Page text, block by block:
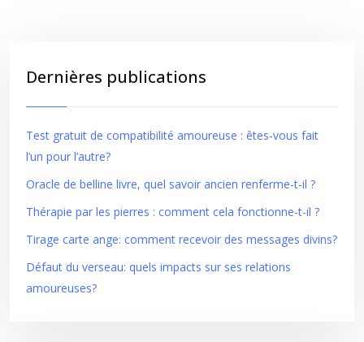
Dernières publications
Test gratuit de compatibilité amoureuse : êtes-vous fait
l’un pour l’autre?
Oracle de belline livre, quel savoir ancien renferme-t-il ?
Thérapie par les pierres : comment cela fonctionne-t-il ?
Tirage carte ange: comment recevoir des messages divins?
Défaut du verseau: quels impacts sur ses relations
amoureuses?